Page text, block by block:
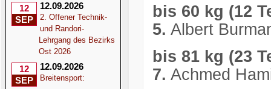
12
SEP
12.09.2026
2. Offener Technik-
und Randori-
Lehrgang des Bezirks
Ost 2026
12
SEP
12.09.2026
Breitensport:
bis 60 kg (12
5. Albert
bis 81 kg (23
7. Achmed